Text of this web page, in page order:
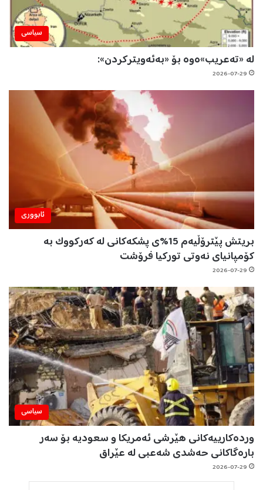
سیاسی
لە «تەعریب»ەوە بۆ «بەئەویترکردن»:
2026-07-29
ئابووری
بریتش پێترۆڵیەم 15%ی پشکەکانی لە کەرکووک بە
کۆمپانیای نەوتی تورکیا فرۆشت
2026-07-29
سیاسی
وردەکارییەکانی هێرشی ئەمریکا و سعودیە بۆ سەر
بارەگاکانی حەشدی شەعبی لە عێراق
2026-07-29